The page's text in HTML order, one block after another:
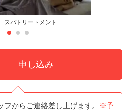
パトリートメント
申し込み
フからご連絡差し上げます。
※予